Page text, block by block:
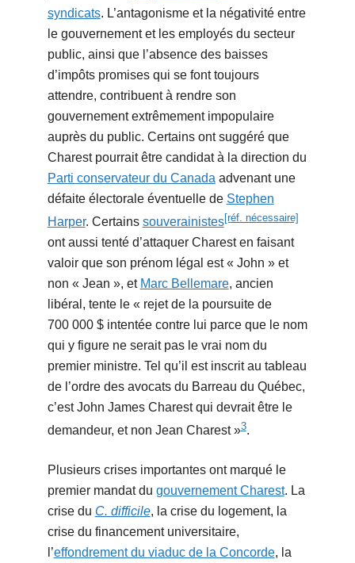
syndicats. L’antagonisme et la négativité entre
le gouvernement et les employés du secteur
public, ainsi que l’absence des baisses
d’impôts promises qui se font toujours
attendre, contribuent à rendre son
gouvernement extrêmement impopulaire
auprès du public. Certains ont suggéré que
Charest pourrait être candidat à la direction du
Parti conservateur du Canada advenant une
défaite électorale éventuelle de Stephen
Harper. Certains souverainistes[réf. nécessaire]
ont aussi tenté d’attaquer Charest en faisant
valoir que son prénom légal est « John » et
non « Jean », et Marc Bellemare, ancien
libéral, tente le « rejet de la poursuite de
700 000 $ intentée contre lui parce que le nom
qui y figure ne serait pas le vrai nom du
premier ministre. Tel qu’il est inscrit au tableau
de l’ordre des avocats du Barreau du Québec,
c’est John James Charest qui devrait être le
demandeur, et non Jean Charest »3.
Plusieurs crises importantes ont marqué le
premier mandat du gouvernement Charest. La
crise du C. difficile, la crise du logement, la
crise du financement universitaire,
l’effondrement du viaduc de la Concorde, la